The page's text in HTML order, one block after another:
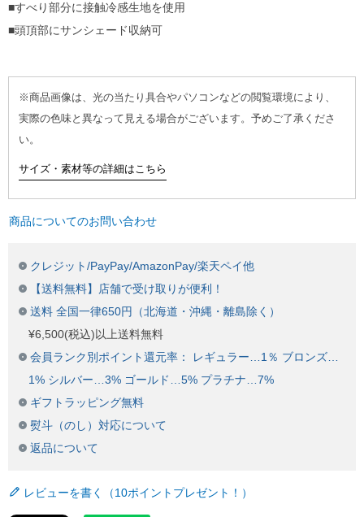
■すべり部分に接触冷感生地を使用
■頭頂部にサンシェード収納可
※商品画像は、光の当たり具合やパソコンなどの閲覧環境により、
実際の色味と異なって見える場合がございます。予めご了承くださ
い。
サイズ・素材等の詳細はこちら
商品についてのお問い合わせ
クレジット/PayPay/AmazonPay/楽天ペイ他
【送料無料】店舗で受け取りが便利！
送料 全国一律650円（北海道・沖縄・離島除く）
¥6,500(税込)以上送料無料
会員ランク別ポイント還元率： レギュラー…1％ ブロンズ…
1% シルバー…3% ゴールド…5% プラチナ…7%
ギフトラッピング無料
熨斗（のし）対応について
返品について
レビューを書く（10ポイントプレゼント！）